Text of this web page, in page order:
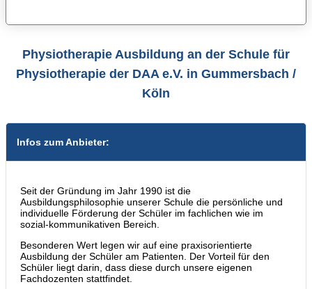
Physiotherapie Ausbildung an der Schule für
Physiotherapie der DAA e.V. in Gummersbach /
Köln
Infos zum Anbieter:
Seit der Gründung im Jahr 1990 ist die
Ausbildungsphilosophie unserer Schule die persönliche und
individuelle Förderung der Schüler im fachlichen wie im
sozial-kommunikativen Bereich.
Besonderen Wert legen wir auf eine praxisorientierte
Ausbildung der Schüler am Patienten. Der Vorteil für den
Schüler liegt darin, dass diese durch unsere eigenen
Fachdozenten stattfindet.